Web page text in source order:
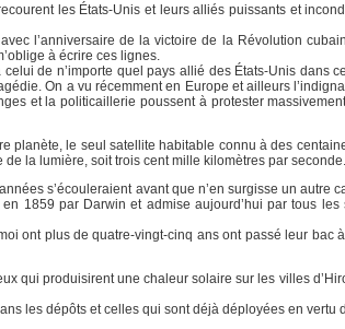
les États-Unis et leurs alliés puissants et
l’anniversaire de la victoire de la Révolution
à écrire ces lignes.
de n’importe quel pays allié des États-Unis dans
On a vu récemment en Europe et ailleurs
et la politicaillerie poussent à protester
planète, le seul satellite habitable connu à des
la lumière, soit trois cent mille kilomètres par seconde.
s’écouleraient avant que n’en surgisse un autre
1859 par Darwin et admise aujourd’hui par tous les
ont plus de quatre-vingt-cinq ans ont passé leur bac
qui produisirent une chaleur solaire sur les villes
les dépôts et celles qui sont déjà déployées en vertu